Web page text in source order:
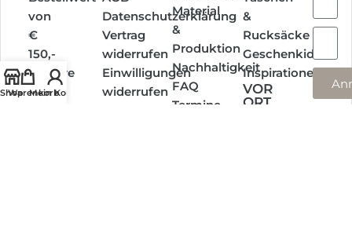
von
€
150,-
Weitere
Infos
Datenschutzerklärung
Vertrag
widerrufen
Einwilligungen
widerrufen
Material
&
Produktion
Nachhaltigkeit
FAQ
Termine
&
Rucksäcke
Geschenkideen
Inspirationen
VOR
ORT
Shop
Warenkorb
Mein Konto